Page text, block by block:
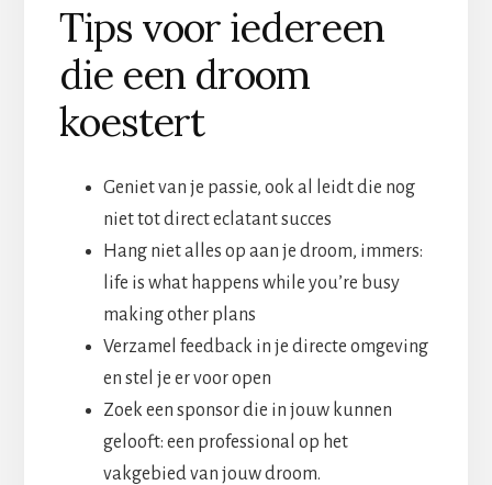
Tips voor iedereen
die een droom
koestert
Geniet van je passie, ook al leidt die nog
niet tot direct eclatant succes
Hang niet alles op aan je droom, immers:
life is what happens while you’re busy
making other plans
Verzamel feedback in je directe omgeving
en stel je er voor open
Zoek een sponsor die in jouw kunnen
gelooft: een professional op het
vakgebied van jouw droom.